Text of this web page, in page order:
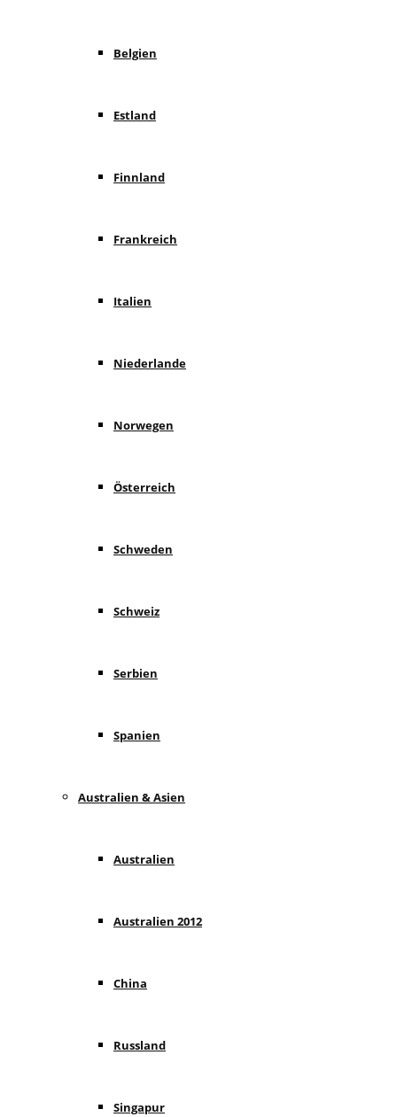
Belgien
Estland
Finnland
Frankreich
Italien
Niederlande
Norwegen
Österreich
Schweden
Schweiz
Serbien
Spanien
Australien & Asien
Australien
Australien 2012
China
Russland
Singapur